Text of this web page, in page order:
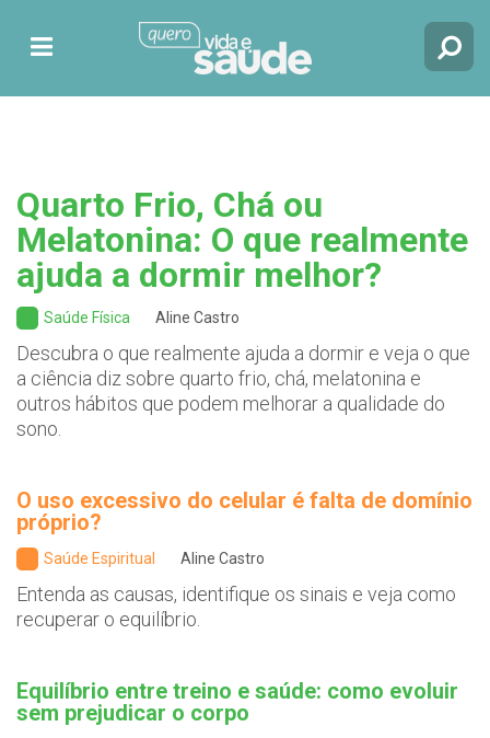
Quarto Frio, Chá ou
Melatonina: O que realmente
ajuda a dormir melhor?
Saúde Física Aline Castro
Descubra o que realmente ajuda a dormir e veja o que
a ciência diz sobre quarto frio, chá, melatonina e
outros hábitos que podem melhorar a qualidade do
sono.
O uso excessivo do celular é falta de domínio
próprio?
Saúde Espiritual Aline Castro
Entenda as causas, identifique os sinais e veja como
recuperar o equilíbrio.
Equilíbrio entre treino e saúde: como evoluir
sem prejudicar o corpo